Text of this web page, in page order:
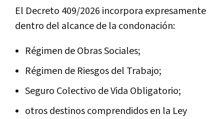
El Decreto 409/2026 incorpora expresamente
dentro del alcance de la condonación:
Régimen de Obras Sociales;
Régimen de Riesgos del Trabajo;
Seguro Colectivo de Vida Obligatorio;
otros destinos comprendidos en la Ley